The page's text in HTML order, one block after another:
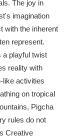
The joy in
imagination
with the inherent
represent.
a playful twist
reality with
like activities
on tropical
Pigcha
rules do not
Creative